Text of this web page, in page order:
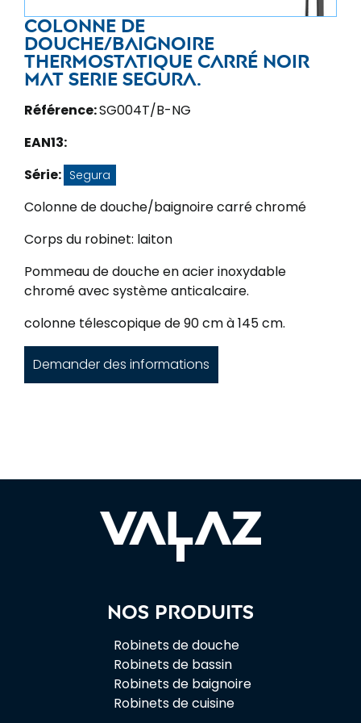
Colonne de
douche/baignoire
thermostatique carré noir
mat Serie Segura.
Référence:SG004T/B-NG
EAN13:
Série: Segura
Colonne de douche/baignoire carré chromé
Corps du robinet: laiton
Pommeau de douche en acier inoxydable
chromé avec système anticalcaire.
colonne télescopique de 90 cm à 145 cm.
Demander des informations
Nos produits
Robinets de douche
Robinets de bassin
Robinets de baignoire
Robinets de cuisine